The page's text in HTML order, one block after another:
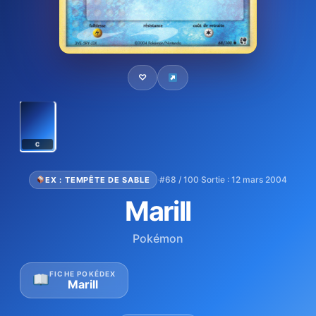
♡
C
EX : TEMPÊTE DE SABLE ·#68 / 100·Sortie : 12 mars 2004
Marill
Pokémon
FICHE POKÉDEX
Marill